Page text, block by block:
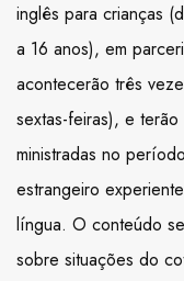
inglês para crianças
a 16 anos), em
acontecerão três
sextas-feiras), e
ministradas no
estrangeiro
língua. O conteúdo
sobre situações do